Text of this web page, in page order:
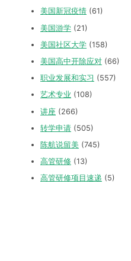
美国新冠疫情 (61)
美国游学 (21)
美国社区大学 (158)
美国高中开除应对 (66)
职业发展和实习 (557)
艺术专业 (108)
讲座 (266)
转学申请 (505)
陈航说留美 (745)
高管研修 (13)
高管研修项目速递 (5)